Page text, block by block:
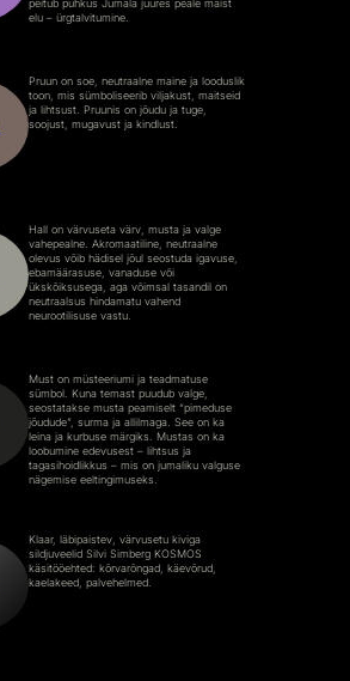
peitub puhkus Jumala juures peale maist
elu – ürgtalvitumine.
Pruun on soe, neutraalne maine ja looduslik
toon, mis sümboliseerib viljakust, maitseid
ja lihtsust. Pruunis on jõudu ja tuge,
soojust, mugavust ja kindlust.
Hall on värvuseta värv, musta ja valge
vahepealne. Akromaatiline, neutraalne
olevus võib hädisel jõul seostuda igavuse,
ebamäärasuse, vanaduse või
ükskõiksusega, aga võimsal tasandil on
neutraalsus hindamatu vahend
neurootilisuse vastu.
Must on müsteeriumi ja teadmatuse
sümbol. Kuna temast puudub valge,
seostatakse musta peamiselt “pimeduse
jõudude”, surma ja allilmaga. See on ka
leina ja kurbuse märgiks. Mustas on ka
loobumine edevusest – lihtsus ja
tagasihoidlikkus – mis on jumaliku valguse
nägemise eeltingimuseks.
Klaar, läbipaistev, värvusetu kiviga
sildjuveelid Silvi Simberg KOSMOS
käsitööehted: kõrvarõngad, käevõrud,
kaelakeed, palvehelmed.